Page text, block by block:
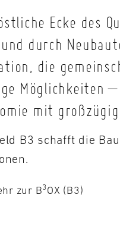
Ecke des
durch
die
Möglichkeiten
mit
B3 schafft die
zur B3OX (B3)